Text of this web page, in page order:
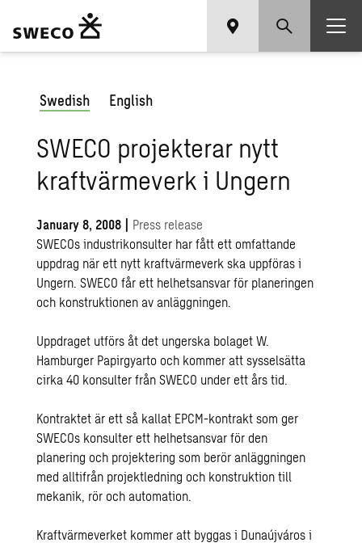
Swedish English
SWECO projekterar nytt
kraftvärmeverk i Ungern
January 8, 2008 | Press release
SWECOs industrikonsulter har fått ett omfattande
uppdrag när ett nytt kraftvärmeverk ska uppföras i
Ungern. SWECO får ett helhetsansvar för planeringen
och konstruktionen av anläggningen.
Uppdraget utförs åt det ungerska bolaget W.
Hamburger Papirgyarto och kommer att sysselsätta
cirka 40 konsulter från SWECO under ett års tid.
Kontraktet är ett så kallat EPCM-kontrakt som ger
SWECOs konsulter ett helhetsansvar för den
planering och projektering som berör anläggningen
med alltifrån projektledning och konstruktion till
mekanik, rör och automation.
Kraftvärmeverket kommer att byggas i Dunaújváros i